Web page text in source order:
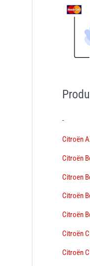
-
Citroën
Citroën
Citroen
Citroën
Citroën
Citroën
Citroën